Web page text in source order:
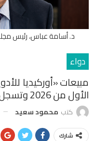
د. أسامة عباس، رئيس
دواء
الأول من 2026 وتسجل 734 مليون جنيه
كتب محمود سعيد
شارك